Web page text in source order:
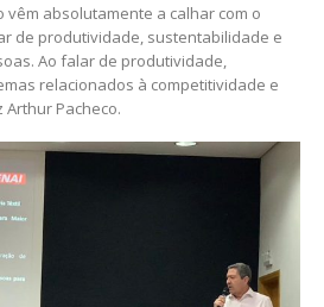
vêm absolutamente a calhar com o
de produtividade, sustentabilidade e
Ao falar de produtividade,
relacionados à competitividade e
Arthur Pacheco.